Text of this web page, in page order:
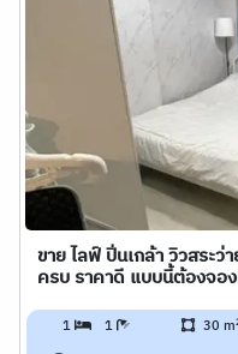
ขาย ไลฟ์ ปิ่นเกล้า วิวสระ
ครบ ราคาดี แบบนี้ต้องจอ
1 1 30 m